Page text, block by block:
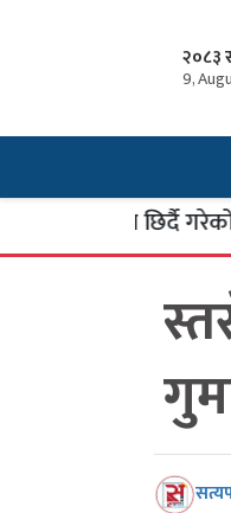
२०८३
9,
छिर्दै गरेको समुद्र